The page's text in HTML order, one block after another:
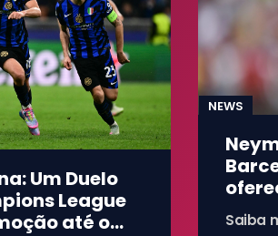
Um Duelo
League
até o
NEWS
Saiba